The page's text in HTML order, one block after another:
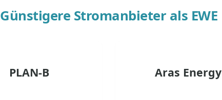
Günstigere Stromanbieter als EWE
PLAN-B Aras Energy